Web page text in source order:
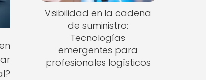
Visibilidad en la cadena
de suministro:
Tecnologías
emergentes para
profesionales logísticos